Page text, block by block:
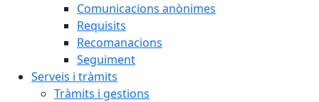
Comunicacions anònimes
Requisits
Recomanacions
Seguiment
Serveis i tràmits
Tràmits i gestions